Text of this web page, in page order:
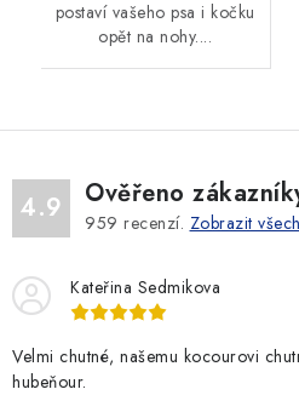
postaví vašeho psa i kočku
opět na nohy....
4.9 Ověřeno
959 recenzí. Zobrazit
Kateřina Sedmikova
Velmi chutné, našemu kocourovi
hubeňour.